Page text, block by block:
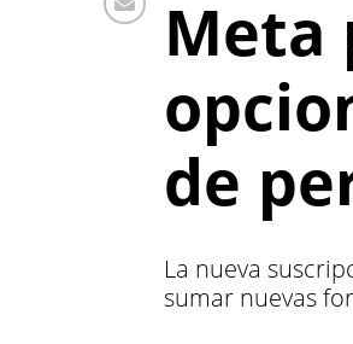
Meta
de
La nueva
sumar nuevas